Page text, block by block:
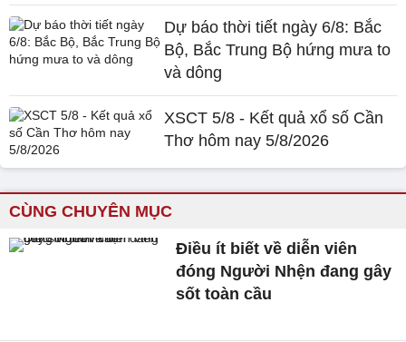
Dự báo thời tiết ngày 6/8: Bắc
Bộ, Bắc Trung Bộ hứng mưa to
và dông
XSCT 5/8 - Kết quả xổ số Cần
Thơ hôm nay 5/8/2026
CÙNG CHUYÊN MỤC
Điều ít biết về diễn viên
đóng Người Nhện đang gây
sốt toàn cầu